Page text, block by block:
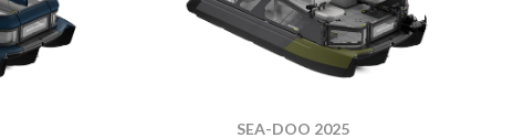
SEA-DOO 2025